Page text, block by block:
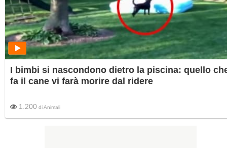
I bimbi si nascondono dietro la piscina: quello
fa il cane vi farà morire dal ridere
1.200 diAnimali